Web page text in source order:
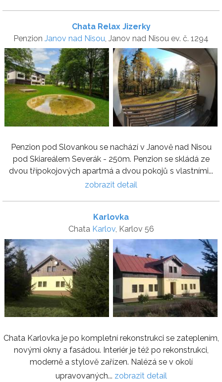
Chata Relax Jizerky
Penzion Janov nad Nisou, Janov nad Nisou ev. č. 1294
Penzion pod Slovankou se nachází v Janově nad Nisou
pod Skiareálem Severák - 250m. Penzion se skládá ze
dvou třípokojových apartmá a dvou pokojů s vlastními...
zobrazit detail
Karlovka
Chata Karlov, Karlov 56
Chata Karlovka je po kompletní rekonstrukci se zateplením,
novými okny a fasádou. Interiér je též po rekonstrukci,
moderně a stylově zařízen. Nalézá se v okolí
upravovaných... zobrazit detail